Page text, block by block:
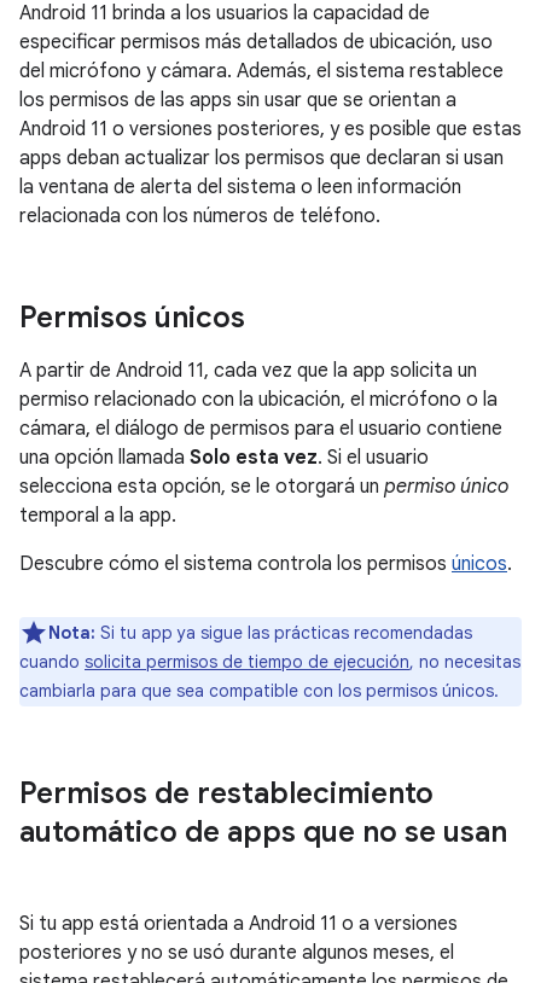
Android 11 brinda a los usuarios la capacidad de
especificar permisos más detallados de ubicación, uso
del micrófono y cámara. Además, el sistema restablece
los permisos de las apps sin usar que se orientan a
Android 11 o versiones posteriores, y es posible que estas
apps deban actualizar los permisos que declaran si usan
la ventana de alerta del sistema o leen información
relacionada con los números de teléfono.
Permisos únicos
A partir de Android 11, cada vez que la app solicita un
permiso relacionado con la ubicación, el micrófono o la
cámara, el diálogo de permisos para el usuario contiene
una opción llamada Solo esta vez. Si el usuario
selecciona esta opción, se le otorgará un permiso único
temporal a la app.
Descubre cómo el sistema controla los permisos únicos.
Nota: Si tu app ya sigue las prácticas recomendadas
cuando solicita permisos de tiempo de ejecución, no necesitas
cambiarla para que sea compatible con los permisos únicos.
Permisos de restablecimiento
automático de apps que no se usan
Si tu app está orientada a Android 11 o a versiones
posteriores y no se usó durante algunos meses, el